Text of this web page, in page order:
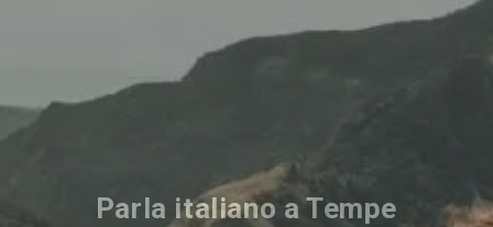
Parla italiano a Tempe